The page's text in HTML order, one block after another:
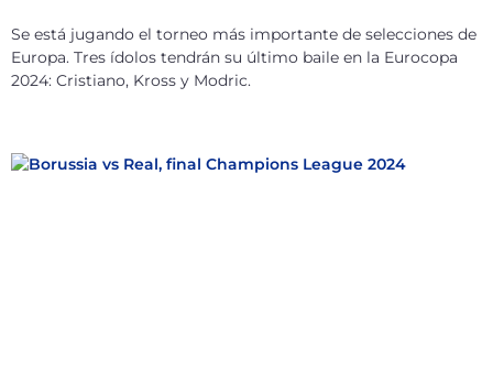
Se está jugando el torneo más importante de selecciones de
Europa. Tres ídolos tendrán su último baile en la Eurocopa
2024: Cristiano, Kross y Modric.